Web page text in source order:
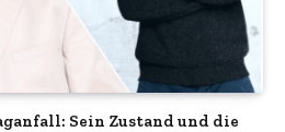
Sein Zustand und die